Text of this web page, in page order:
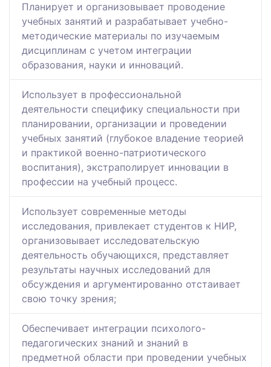
Планирует и организовывает проводение
учебных занятий и разрабатывает учебно-
методические материалы по изучаемым
дисциплинам с учетом интеграции
образования, науки и инноваций.
Использует в профессиональной
деятельности специфику специальности при
планировании, организации и проведении
учебных занятий (глубокое владение теорией
и практикой военно-патриотического
воспитания), экстраполирует инновации в
профессии на учебный процесс.
Использует современные методы
исследования, привлекает студентов к НИР,
организовывает исследовательскую
деятельность обучающихся, представляет
результаты научных исследований для
обсуждения и аргументированно отстаивает
свою точку зрения;
Обеспечивает интеграции психолого-
педагогических знаний и знаний в
предметной области при проведении учебных